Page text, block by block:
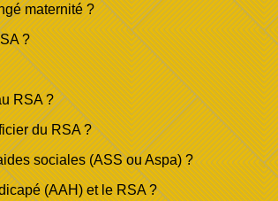
maternité ?
?
RSA ?
du RSA ?
sociales (ASS ou Aspa) ?
(AAH) et le RSA ?